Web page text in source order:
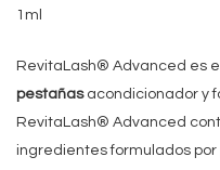
1ml
RevitaLash® Advanced es
pestañasacondicionador y
RevitaLash® Advanced
ingredientes formulados